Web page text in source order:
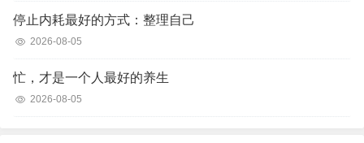
停止内耗最好的方式：整理自己
2026-08-05
忙，才是一个人最好的养生
2026-08-05